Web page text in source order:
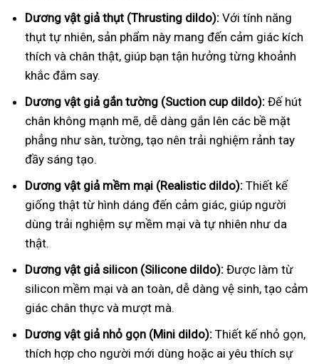
Dương vật giả thụt (Thrusting dildo): Với tính năng
thụt tự nhiên, sản phẩm này mang đến cảm giác kích
thích và chân thật, giúp bạn tận hưởng từng khoảnh
khắc đắm say.
Dương vật giả gắn tường (Suction cup dildo): Đế hút
chân không mạnh mẽ, dễ dàng gắn lên các bề mặt
phẳng như sàn, tường, tạo nên trải nghiệm rảnh tay
đầy sáng tạo.
Dương vật giả mềm mại (Realistic dildo): Thiết kế
giống thật từ hình dáng đến cảm giác, giúp người
dùng trải nghiệm sự mềm mại và tự nhiên như da
thật.
Dương vật giả silicon (Silicone dildo): Được làm từ
silicon mềm mại và an toàn, dễ dàng vệ sinh, tạo cảm
giác chân thực và mượt mà.
Dương vật giả nhỏ gọn (Mini dildo): Thiết kế nhỏ gọn,
thích hợp cho người mới dùng hoặc ai yêu thích sự